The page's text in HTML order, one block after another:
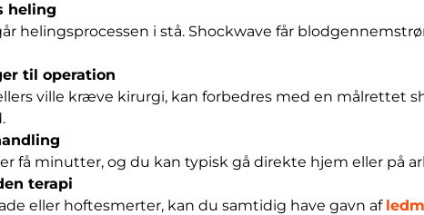
heling
helingsprocessen i stå. Shockwave får
til operation
ville kræve kirurgi, kan forbedres med en målrettet
få minutter, og du kan typisk gå direkte hjem eller på
terapi
eller hoftesmerter, kan du samtidig have gavn af